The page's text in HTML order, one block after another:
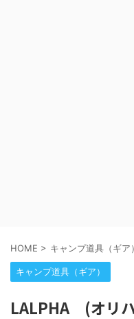
HOME > キャンプ道具（ギア）
キャンプ道具（ギア）
LALPHA (オリ